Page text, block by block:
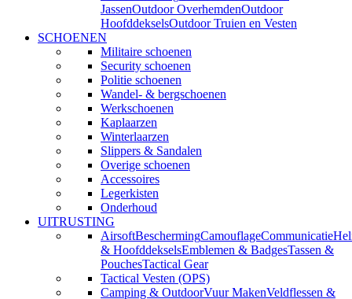
JassenOutdoor OverhemdenOutdoor
HoofddekselsOutdoor Truien en Vesten
SCHOENEN
Militaire schoenen
Security schoenen
Politie schoenen
Wandel- & bergschoenen
Werkschoenen
Kaplaarzen
Winterlaarzen
Slippers & Sandalen
Overige schoenen
Accessoires
Legerkisten
Onderhoud
UITRUSTING
AirsoftBeschermingCamouflageCommunicatie
& HoofddekselsEmblemen & BadgesTassen &
PouchesTactical Gear
Tactical Vesten (OPS)
Camping & OutdoorVuur MakenVeldflessen &